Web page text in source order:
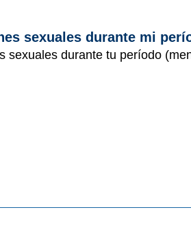
sexuales durante mi
sexuales durante tu período